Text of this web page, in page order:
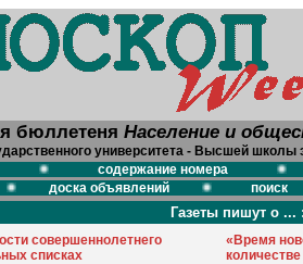
бюллетеня Население и
университета - Высшей школы
содержание номера
доска объявлений поиск
Газеты пишут о ...
совершеннолетнего
списках
«Время